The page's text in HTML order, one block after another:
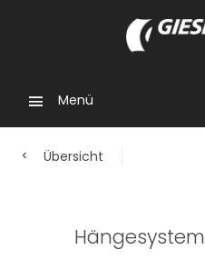
Menü
Übersicht